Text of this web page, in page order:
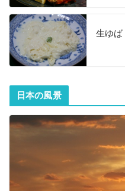
生ゆば
日本の風景